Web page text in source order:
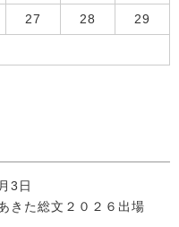
27 28 29
3日
きた総文２０２６出場